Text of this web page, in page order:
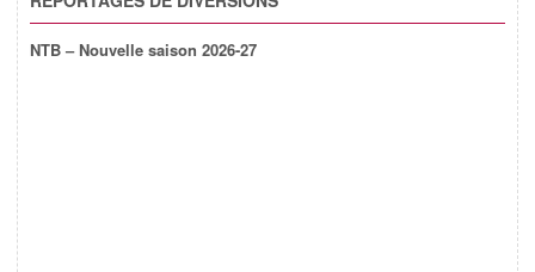
NTB – Nouvelle saison 2026-27